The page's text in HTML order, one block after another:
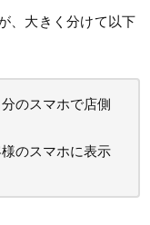
、大きく分けて以下
のスマホで店側
のスマホに表示